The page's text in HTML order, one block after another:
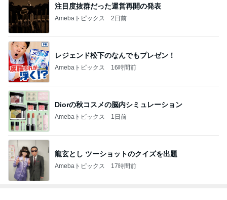
注目度抜群だった運営再開の発表
Amebaトピックス 2日前
レジェンド松下のなんでもプレゼン！
Amebaトピックス 16時間前
Diorの秋コスメの脳内シミュレーション
Amebaトピックス 1日前
龍玄とし ツーショットのクイズを出題
Amebaトピックス 17時間前